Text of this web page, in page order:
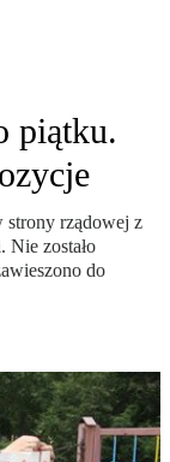
piątku.
strony rządowej z
Nie zostało
do